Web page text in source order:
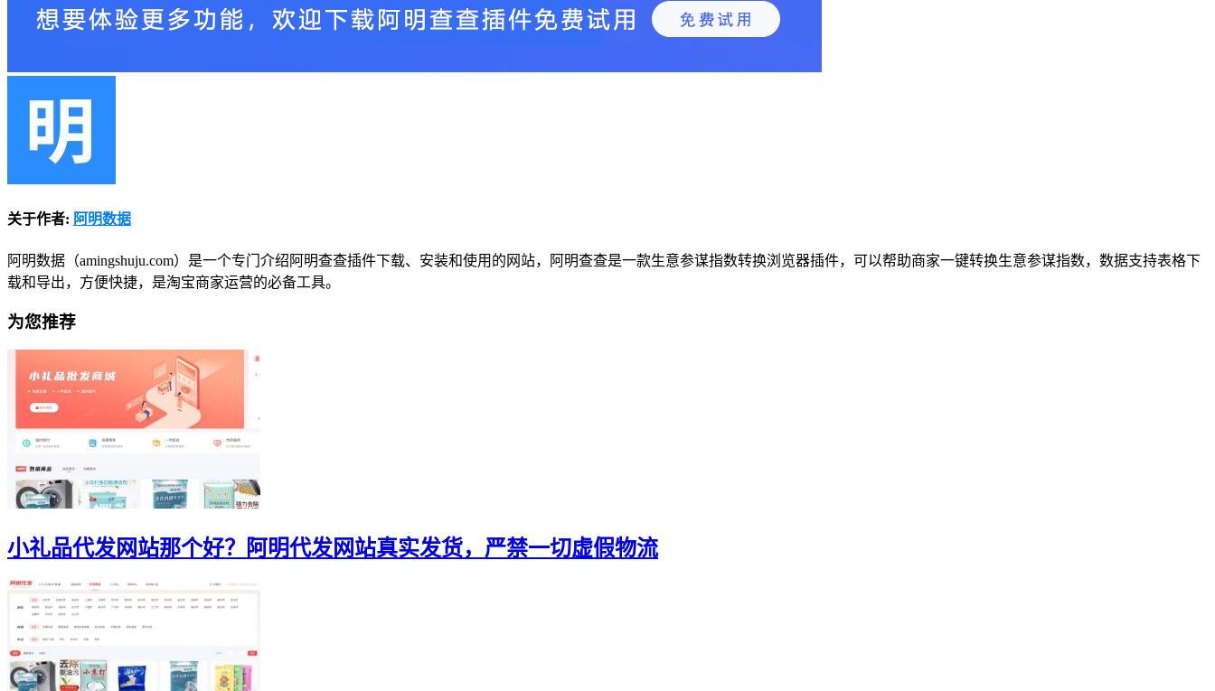
关于作者: 阿明数据
阿明数据（amingshuju.com）是一个专门介绍阿明查查插件下载、安装和使用的网站，阿明查查是一款生意参谋指数转换浏览器插件，可以帮助商家一键转换生意参谋指数，数据支持表格下
载和导出，方便快捷，是淘宝商家运营的必备工具。
为您推荐
小礼品代发网站那个好？阿明代发网站真实发货，严禁一切虚假物流